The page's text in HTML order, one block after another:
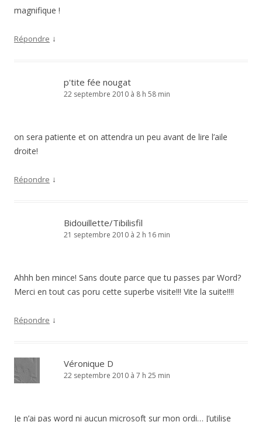
magnifique !
Répondre ↓
p'tite fée nougat
22 septembre 2010 à 8 h 58 min
on sera patiente et on attendra un peu avant de lire l’aile
droite!
Répondre ↓
Bidouillette/Tibilisfil
21 septembre 2010 à 2 h 16 min
Ahhh ben mince! Sans doute parce que tu passes par Word?
Merci en tout cas poru cette superbe visite!!! Vite la suite!!!!
Répondre ↓
Véronique D
22 septembre 2010 à 7 h 25 min
Je n’ai pas word ni aucun microsoft sur mon ordi… J’utilise